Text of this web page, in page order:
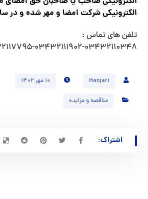
الکترونیکی شرکت امضا و مهر شده و در
تلفن های تماس :
۰۳۴۳۲۱۱۰۳۴۸-۰۳۴۳۲۱۱۱۹۰۲-۰۳۴۳۲۱۱۷۷۹۵
Hanjari ۱۰ مهر ۱۴۰۲
مناقصه و مزایده